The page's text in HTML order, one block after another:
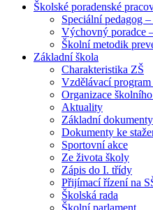
Školské poradenské
Speciální pedagog
Výchovný poradce
Školní metodik
Základní škola
Charakteristika ZŠ
Vzdělávací program
Organizace
Aktuality
Základní dokumenty
Dokumenty ke
Sportovní akce
Ze života školy
Zápis do I. třídy
Přijímací řízení na
Školská rada